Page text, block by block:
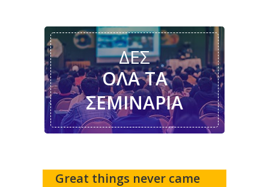
ΔΕΣ
ΌΛΑ ΤΑ
ΣΕΜΙΝΆΡΙΑ
Great things never came